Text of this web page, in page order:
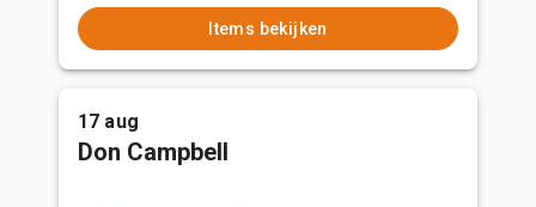
Items bekijken
17 aug
Don Campbell